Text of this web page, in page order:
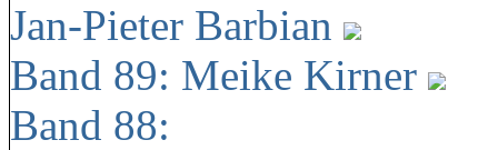
Jan-Pieter Barbian
Band 89: Meike Kirner
Band 88: